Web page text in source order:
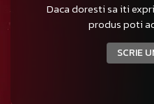
Daca doresti sa iti
produs poti
SCRIE